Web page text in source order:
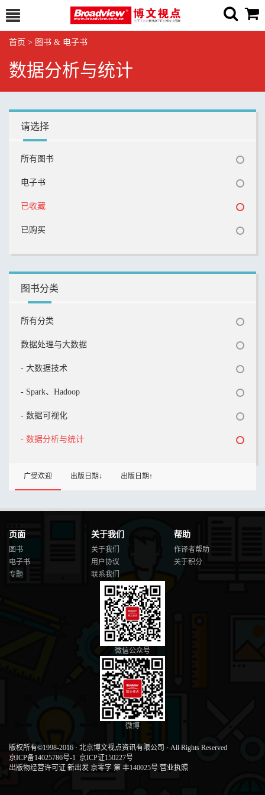
首页 > 图书 & 电子书
数据分析与统计
请选择
所有图书
电子书
已收藏
已购买
图书分类
所有分类
数据处理与大数据
- 大数据技术
- Spark、Hadoop
- 数据可视化
- 数据分析与统计
广受欢迎 出版日期↓ 出版日期↑
页面
图书
电子书
专题
关于我们
关于我们
用户协议
联系我们
帮助
作译者帮助
关于积分
微信公众号
微博
版权所有©1998-2016 · 北京博文视点资讯有限公司 · All Rights Reserved
京ICP备14025786号-1 京ICP证150227号
出版物经营许可证 新出发 京零字 第 丰140025号 营业执照